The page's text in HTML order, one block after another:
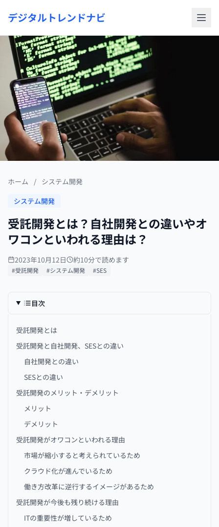
デジタルトレンドナビ
ホーム / システム開発
システム開発
受託開発とは？自社開発との違いやオ
ワコンといわれる理由は？
2023年10月12日 約10分で読めます
#受託開発 #システム開発 #SES
目次
受託開発とは
受託開発と自社開発、SESとの違い
自社開発との違い
SESとの違い
受託開発のメリット・デメリット
メリット
デメリット
受託開発がオワコンといわれる理由
市場が縮小すると考えられているため
クラウド化が進んでいるため
働き方改革に逆行するイメージがあるため
受託開発が今後も残り続ける理由
ITの重要性が増しているため